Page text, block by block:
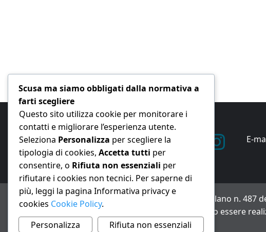
E-
ANNO XXIII – Testata giornalistica reg. Trib. Milano n. 487
Avviso IA: alcuni articoli di questo sito possono essere
Informativa privacy e cookie
Scusa ma siamo obbligati dalla normativa a
farti scegliere
Questo sito utilizza cookie per monitorare i
contatti e migliorare l’esperienza utente.
Seleziona Personalizza per scegliere la
tipologia di cookies, Accetta tutti per
consentire, o Rifiuta non essenziali per
rifiutare i cookies non tecnici. Per saperne di
più, leggi la pagina Informativa privacy e
cookies Cookie Policy.
Personalizza
Rifiuta non essenziali